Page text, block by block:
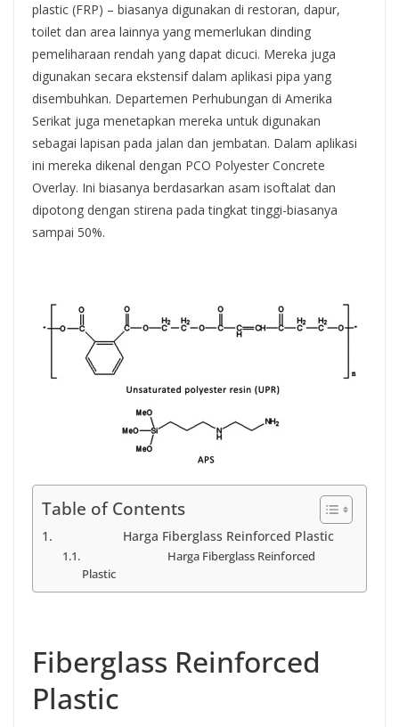
plastic (FRP) – biasanya digunakan di restoran, dapur,
toilet dan area lainnya yang memerlukan dinding
pemeliharaan rendah yang dapat dicuci. Mereka juga
digunakan secara ekstensif dalam aplikasi pipa yang
disembuhkan. Departemen Perhubungan di Amerika
Serikat juga menetapkan mereka untuk digunakan
sebagai lapisan pada jalan dan jembatan. Dalam aplikasi
ini mereka dikenal dengan PCO Polyester Concrete
Overlay. Ini biasanya berdasarkan asam isoftalat dan
dipotong dengan stirena pada tingkat tinggi-biasanya
sampai 50%.
Table of Contents
Harga Fiberglass Reinforced Plastic
Harga Fiberglass Reinforced
Plastic
Fiberglass Reinforced
Plastic